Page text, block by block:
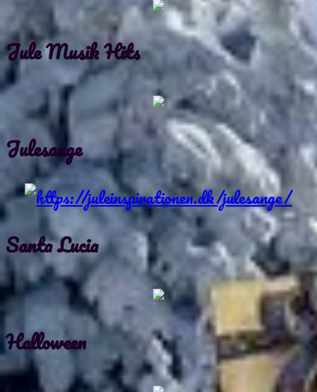
Jule Musik Hits
Julesange
Santa Lucia
Halloween